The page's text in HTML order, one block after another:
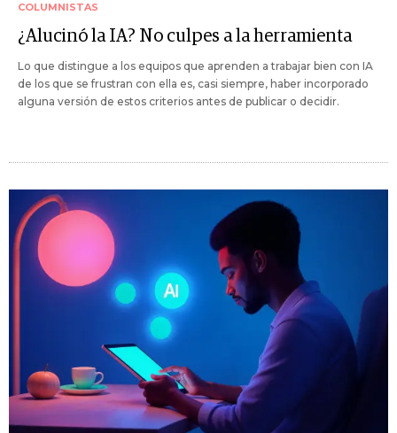
COLUMNISTAS
¿Alucinó la IA? No culpes a la herramienta
Lo que distingue a los equipos que aprenden a trabajar bien con IA
de los que se frustran con ella es, casi siempre, haber incorporado
alguna versión de estos criterios antes de publicar o decidir.